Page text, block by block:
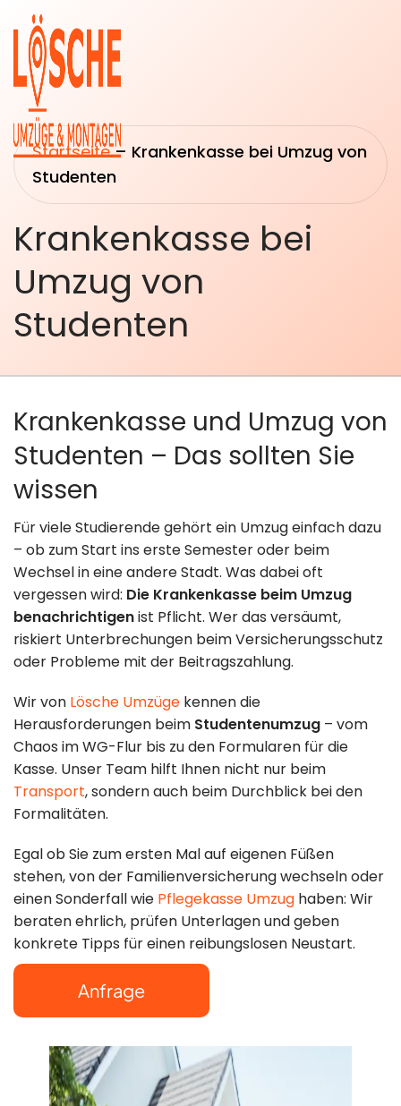
Startseite– Krankenkasse bei Umzug von
Studenten
Krankenkasse bei
Umzug von
Studenten
Krankenkasse und Umzug von
Studenten – Das sollten Sie
wissen
Für viele Studierende gehört ein Umzug einfach dazu
– ob zum Start ins erste Semester oder beim
Wechsel in eine andere Stadt. Was dabei oft
vergessen wird: Die Krankenkasse beim Umzug
benachrichtigenist Pflicht. Wer das versäumt,
riskiert Unterbrechungen beim Versicherungsschutz
oder Probleme mit der Beitragszahlung.
Wir von Lösche Umzüge kennen die
Herausforderungen beim Studentenumzug – vom
Chaos im WG-Flur bis zu den Formularen für die
Kasse. Unser Team hilft Ihnen nicht nur beim
Transport, sondern auch beim Durchblick bei den
Formalitäten.
Egal ob Sie zum ersten Mal auf eigenen Füßen
stehen, von der Familienversicherung wechseln oder
einen Sonderfall wie Pflegekasse Umzug haben: Wir
beraten ehrlich, prüfen Unterlagen und geben
konkrete Tipps für einen reibungslosen Neustart.
Anfrage
Umzüge
Transport
Logistik
Entrümpelung
& Lagerung
Startseite
Über uns
Leistungen
Kontakt
Standorte
Datenschutz
030 49 00 48 23
info@loesche-
Buchholzer Str.
65, 13156 Berlin
Mo–So: 8:00–
22:00 Uhr